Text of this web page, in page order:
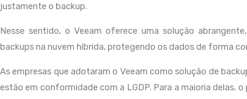
justamente o backup.
Nesse sentido, o Veeam oferece uma solução
backups na nuvem híbrida, protegendo os dados de forma
As empresas que adotaram o Veeam como solução de
estão em conformidade com a LGDP. Para a maioria delas,